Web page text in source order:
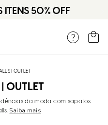
| OUTLET
OUTLET
da moda com sapatos
Saiba mais